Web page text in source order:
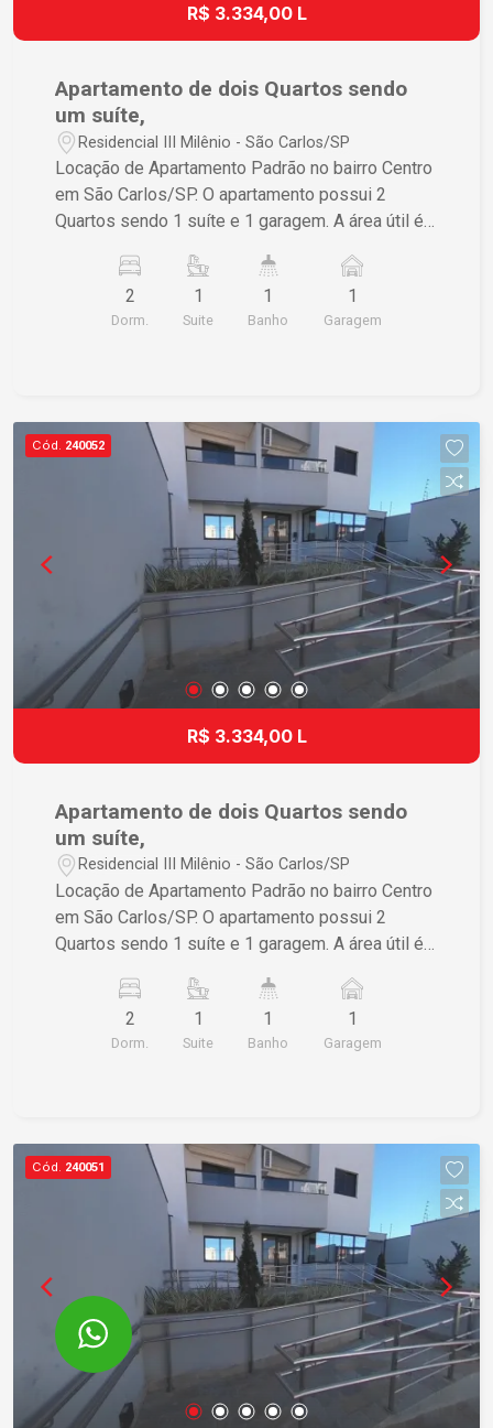
R$ 3.334,00 L
Apartamento de dois Quartos sendo
um suíte,
Residencial III Milênio - São Carlos/SP
Locação de Apartamento Padrão no bairro Centro
em São Carlos/SP. O apartamento possui 2
Quartos sendo 1 suíte e 1 garagem. A área útil é
Se estiver interessado, entre em contato para
mais informações.
2
Dorm.
1
Suite
1
Banho
1
Garagem
Cód. 240052
R$ 3.334,00 L
Apartamento de dois Quartos sendo
um suíte,
Residencial III Milênio - São Carlos/SP
Locação de Apartamento Padrão no bairro Centro
em São Carlos/SP. O apartamento possui 2
Quartos sendo 1 suíte e 1 garagem. A área útil é
Se estiver interessado, entre em contato para
mais informações.
2
Dorm.
1
Suite
1
Banho
1
Garagem
Cód. 240051